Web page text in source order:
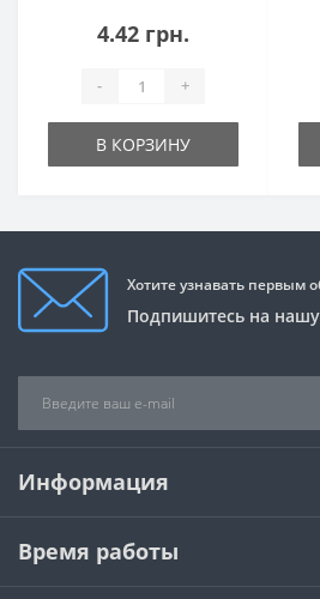
4.42 грн.
- +
В КОРЗИНУ
Хотите узнавать первым
Подпишитесь на
Информация
Время работы